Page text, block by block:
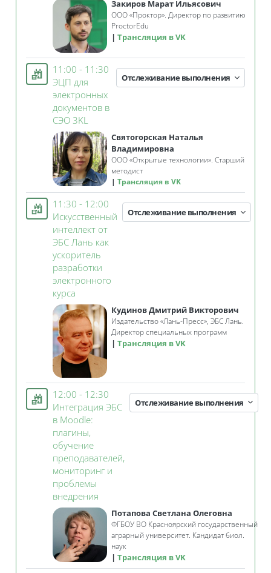
Закиров Марат Ильясович
ООО «Проктор». Директор по развитию
ProctorEdu
Трансляция в VK
11:00 - 11:30
ЭЦП для
электронных
документов в
СЭО 3KL
Отслеживание выполнения
Святогорская Наталья
Владимировна
ООО «Открытые технологии». Старший
методист
Трансляция в VK
11:30 - 12:00
Искусственный
интеллект от
ЭБС Лань как
ускоритель
разработки
электронного
курса
Отслеживание выполнения
Кудинов Дмитрий Викторович
Издательство «Лань-Пресс», ЭБС Лань.
Директор специальных программ
Трансляция в VK
12:00 - 12:30
Интеграция ЭБС
в Moodle:
плагины,
обучение
преподавателей,
мониторинг и
проблемы
внедрения
Отслеживание выполнения
Потапова Светлана Олеговна
ФГБОУ ВО Красноярский государственный
аграрный университет. Кандидат биол.
наук
Трансляция в VK